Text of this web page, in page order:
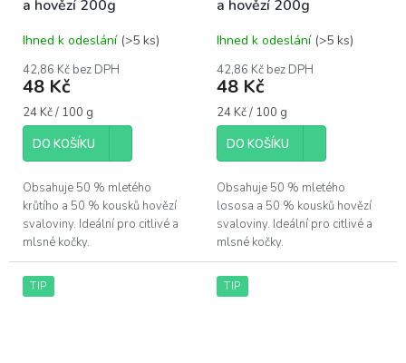
a hovězí 200g
Ihned k odeslání (>5 ks)
42,86 Kč bez DPH
48 Kč
Měrná
cena:
24 Kč / 100 g
DO KOŠÍKU
Obsahuje 50 % mletého
krůtího a 50 % kousků hovězí
svaloviny. Ideální pro citlivé a
mlsné kočky.
a hovězí 200g
Ihned k odeslání (>5 ks)
42,86 Kč bez DPH
48 Kč
Měrná
cena:
24 Kč / 100 g
DO KOŠÍKU
Obsahuje 50 % mletého
lososa a 50 % kousků hovězí
svaloviny. Ideální pro citlivé a
mlsné kočky.
TIP TIP